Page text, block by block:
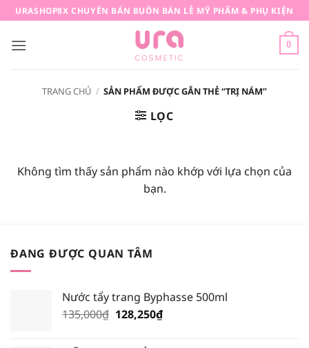
qua
nội
URASHOP8X CHUYÊN BÁN BUÔN BÁN LẺ MỸ PHẨM & PHỤ KIỆN
0
TRANG CHỦ / SẢN PHẨM ĐƯỢC GẮN THẺ “TRỊ NÁM”
LỌC
Không tìm thấy sản phẩm nào khớp với lựa chọn của
bạn.
ĐANG ĐƯỢC QUAN TÂM
Nước tẩy trang Byphasse 500ml
135,000₫ Giá
128,250₫Giá